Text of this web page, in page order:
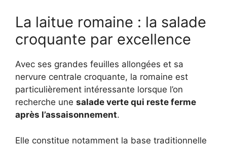
La laitue romaine : la salade
croquante par excellence
Avec ses grandes feuilles allongées et sa
nervure centrale croquante, la romaine est
particulièrement intéressante lorsque l’on
recherche une salade verte qui reste ferme
après l’assaisonnement.
Elle constitue notamment la base traditionnelle